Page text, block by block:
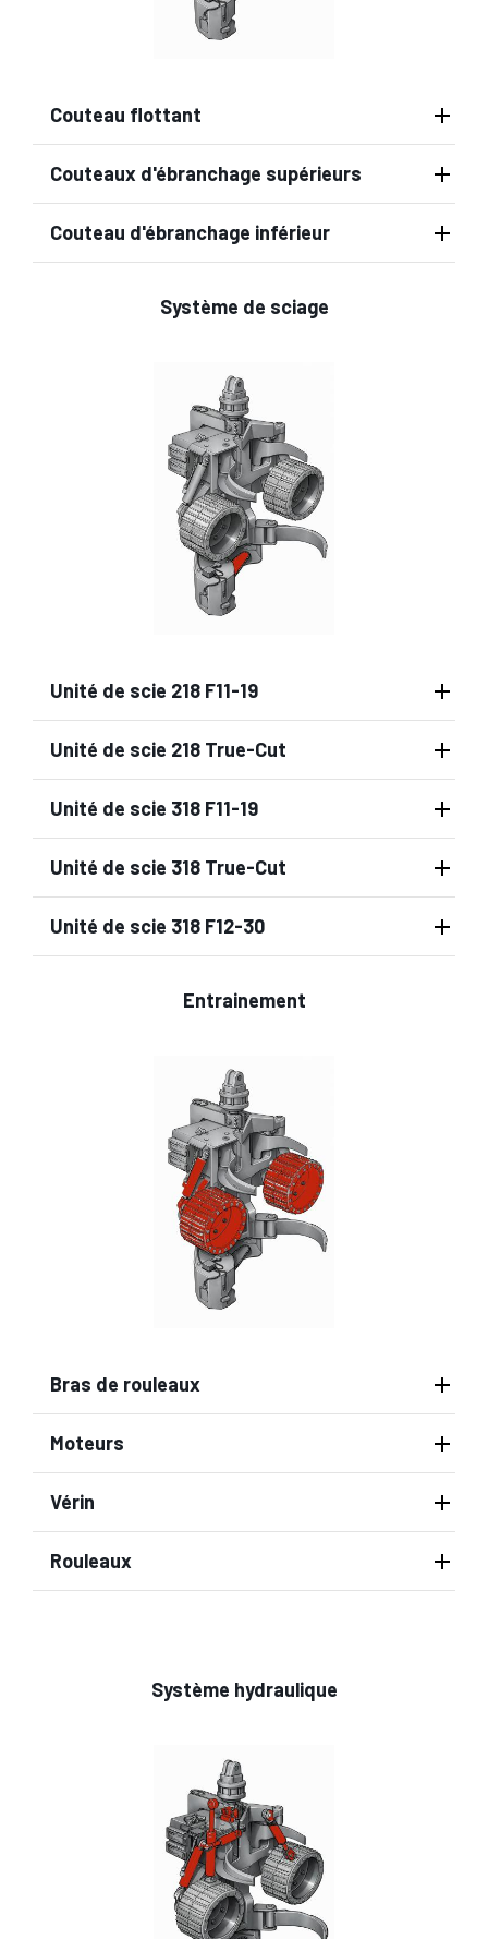
Couteau flottant
Couteaux d'ébranchage supérieurs
Couteau d'ébranchage inférieur
Système de sciage
Unité de scie 218 F11-19
Unité de scie 218 True-Cut
Unité de scie 318 F11-19
Unité de scie 318 True-Cut
Unité de scie 318 F12-30
Entrainement
Bras de rouleaux
Moteurs
Vérin
Rouleaux
Système hydraulique